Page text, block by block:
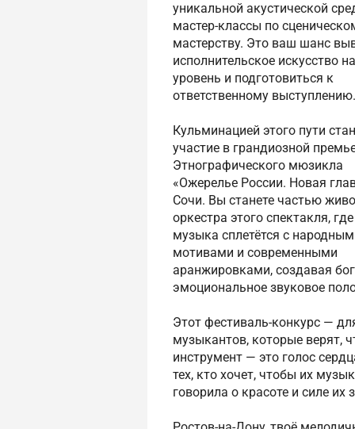
уникальной акустической
мастер-классы по
мастерству. Это ваш шанс
исполнительское искусство
уровень и подготовиться к
ответственному выступлению.
Кульминацией этого пути
участие в грандиозной
Этнографического мюзикла
«Ожерелье России. Новая
Сочи. Вы станете частью
оркестра этого спектакля,
музыка сплетётся с
мотивами и современными
аранжировками, создавая
эмоциональное звуковое
Этот фестиваль-конкурс —
музыкантов, которые верят,
инструмент — это голос
тех, кто хочет, чтобы их
говорила о красоте и силе их